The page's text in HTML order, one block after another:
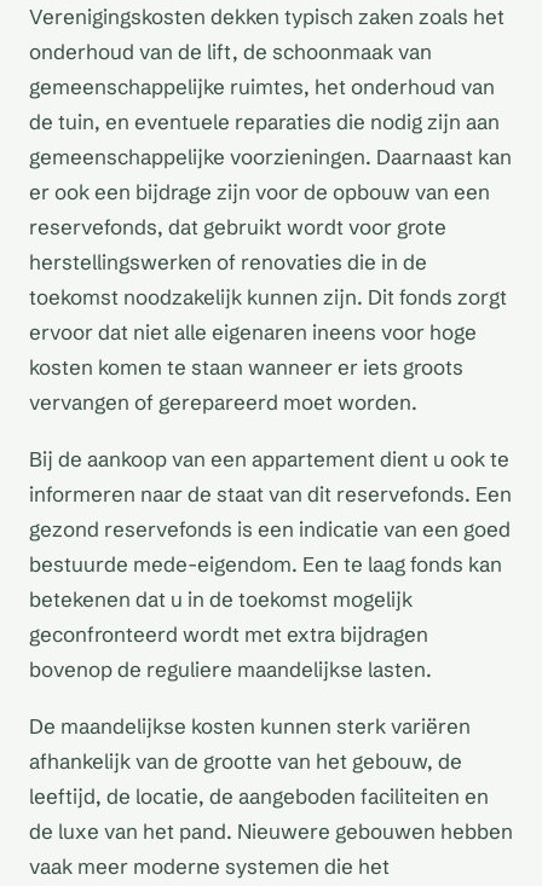
Verenigingskosten dekken typisch zaken zoals het
onderhoud van de lift, de schoonmaak van
gemeenschappelijke ruimtes, het onderhoud van
de tuin, en eventuele reparaties die nodig zijn aan
gemeenschappelijke voorzieningen. Daarnaast kan
er ook een bijdrage zijn voor de opbouw van een
reservefonds, dat gebruikt wordt voor grote
herstellingswerken of renovaties die in de
toekomst noodzakelijk kunnen zijn. Dit fonds zorgt
ervoor dat niet alle eigenaren ineens voor hoge
kosten komen te staan wanneer er iets groots
vervangen of gerepareerd moet worden.
Bij de aankoop van een appartement dient u ook te
informeren naar de staat van dit reservefonds. Een
gezond reservefonds is een indicatie van een goed
bestuurde mede-eigendom. Een te laag fonds kan
betekenen dat u in de toekomst mogelijk
geconfronteerd wordt met extra bijdragen
bovenop de reguliere maandelijkse lasten.
De maandelijkse kosten kunnen sterk variëren
afhankelijk van de grootte van het gebouw, de
leeftijd, de locatie, de aangeboden faciliteiten en
de luxe van het pand. Nieuwere gebouwen hebben
vaak meer moderne systemen die het